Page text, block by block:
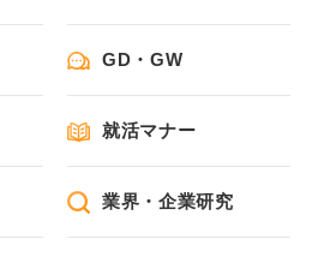
GD・GW
就活マナー
業界・企業研究